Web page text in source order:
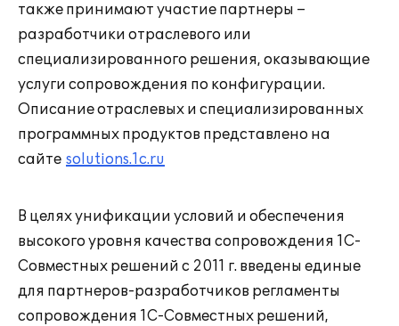
также принимают участие партнеры –
разработчики отраслевого или
специализированного решения, оказывающие
услуги сопровождения по конфигурации.
Описание отраслевых и специализированных
программных продуктов представлено на
сайте solutions.1c.ru
В целях унификации условий и обеспечения
высокого уровня качества сопровождения 1С-
Совместных решений с 2011 г. введены единые
для партнеров-разработчиков регламенты
сопровождения 1С-Совместных решений,